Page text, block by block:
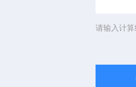
请输入计